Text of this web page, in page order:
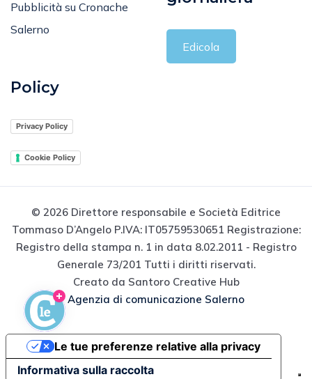
Salerno
Edicola
Tommaso D’Angelo P.IVA: IT05759530651 Registrazione:
Registro della stampa n. 1 in data 8.02.2011 - Registro
Generale 73/201 Tutti i diritti riservati.
Creato da Santoro Creative Hub
Agenzia di comunicazione Salerno
Informativa sulla raccolta
Le tue preferenze relative alla privacy